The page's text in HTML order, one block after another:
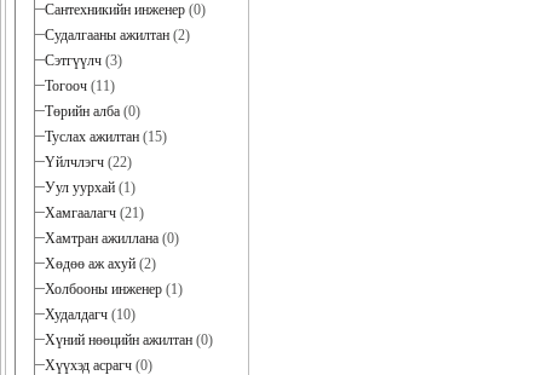
Сантехникийн инженер (0)
Судалгааны ажилтан (2)
Сэтгүүлч (3)
Тогооч (11)
Төрийн алба (0)
Туслах ажилтан (15)
Үйлчлэгч (22)
Уул уурхай (1)
Хамгаалагч (21)
Хамтран ажиллана (0)
Хөдөө аж ахуй (2)
Холбооны инженер (1)
Худалдагч (10)
Хүний нөөцийн ажилтан (0)
Хүүхэд асрагч (0)